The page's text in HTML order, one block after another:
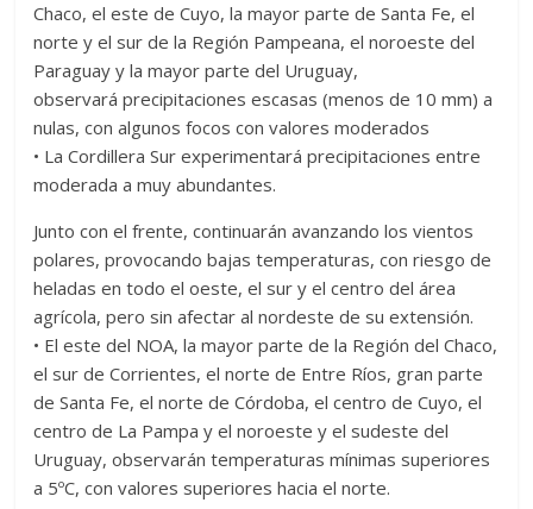
Chaco, el este de Cuyo, la mayor parte de Santa Fe, el
norte y el sur de la Región Pampeana, el noroeste del
Paraguay y la mayor parte del Uruguay,
observará precipitaciones escasas (menos de 10 mm) a
nulas, con algunos focos con valores moderados
• La Cordillera Sur experimentará precipitaciones entre
moderada a muy abundantes.
Junto con el frente, continuarán avanzando los vientos
polares, provocando bajas temperaturas, con riesgo de
heladas en todo el oeste, el sur y el centro del área
agrícola, pero sin afectar al nordeste de su extensión.
• El este del NOA, la mayor parte de la Región del Chaco,
el sur de Corrientes, el norte de Entre Ríos, gran parte
de Santa Fe, el norte de Córdoba, el centro de Cuyo, el
centro de La Pampa y el noroeste y el sudeste del
Uruguay, observarán temperaturas mínimas superiores
a 5ºC, con valores superiores hacia el norte.